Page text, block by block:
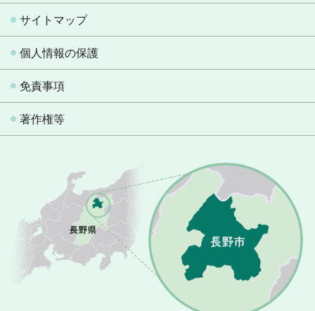
サイトマップ
個人情報の保護
免責事項
著作権等